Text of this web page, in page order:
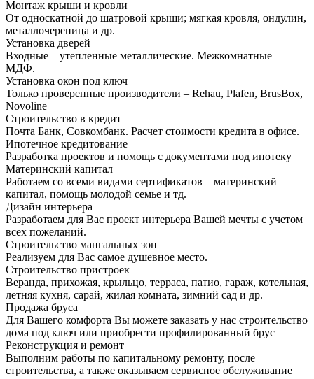
Монтаж крыши и кровли
От односкатной до шатровой крыши; мягкая кровля, ондулин,
металлочерепица и др.
Установка дверей
Входные – утепленные металлические. Межкомнатные –
МДФ.
Установка окон под ключ
Только проверенные производители – Rehau, Plafen, BrusBox,
Novoline
Строительство в кредит
Почта Банк, Совкомбанк. Расчет стоимости кредита в офисе.
Ипотечное кредитование
Разработка проектов и помощь с документами под ипотеку
Материнский капитал
Работаем со всеми видами сертификатов – материнский
капитал, помощь молодой семье и тд.
Дизайн интерьера
Разработаем для Вас проект интерьера Вашей мечты с учетом
всех пожеланий.
Строительство мангальных зон
Реализуем для Вас самое душевное место.
Строительство пристроек
Веранда, прихожая, крыльцо, терраса, патио, гараж, котельная,
летняя кухня, сарай, жилая комната, зимний сад и др.
Продажа бруса
Для Вашего комфорта Вы можете заказать у нас строительство
дома под ключ или приобрести профилированный брус
Реконструкция и ремонт
Выполним работы по капитальному ремонту, после
строительства, а также оказываем сервисное обслуживание